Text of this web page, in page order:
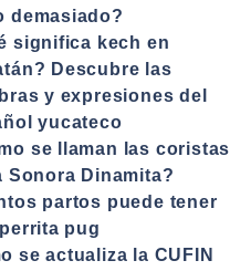
demasiado?
significa kech en
Descubre las
y expresiones del
yucateco
se llaman las coristas
Sonora Dinamita?
partos puede tener
pug
se actualiza la CUFIN